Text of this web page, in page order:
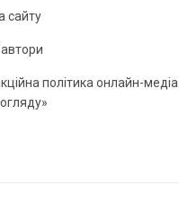
сайту
політика онлайн-медіа